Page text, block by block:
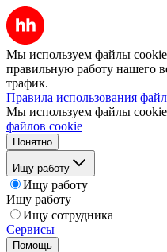
Мы используем файлы
правильную работу нашего
трафик.
Правила использования
Мы используем файлы
файлов cookie
Понятно
Ищу работу
Ищу работу
Ищу работу
Ищу сотрудника
Сервисы
Помощь